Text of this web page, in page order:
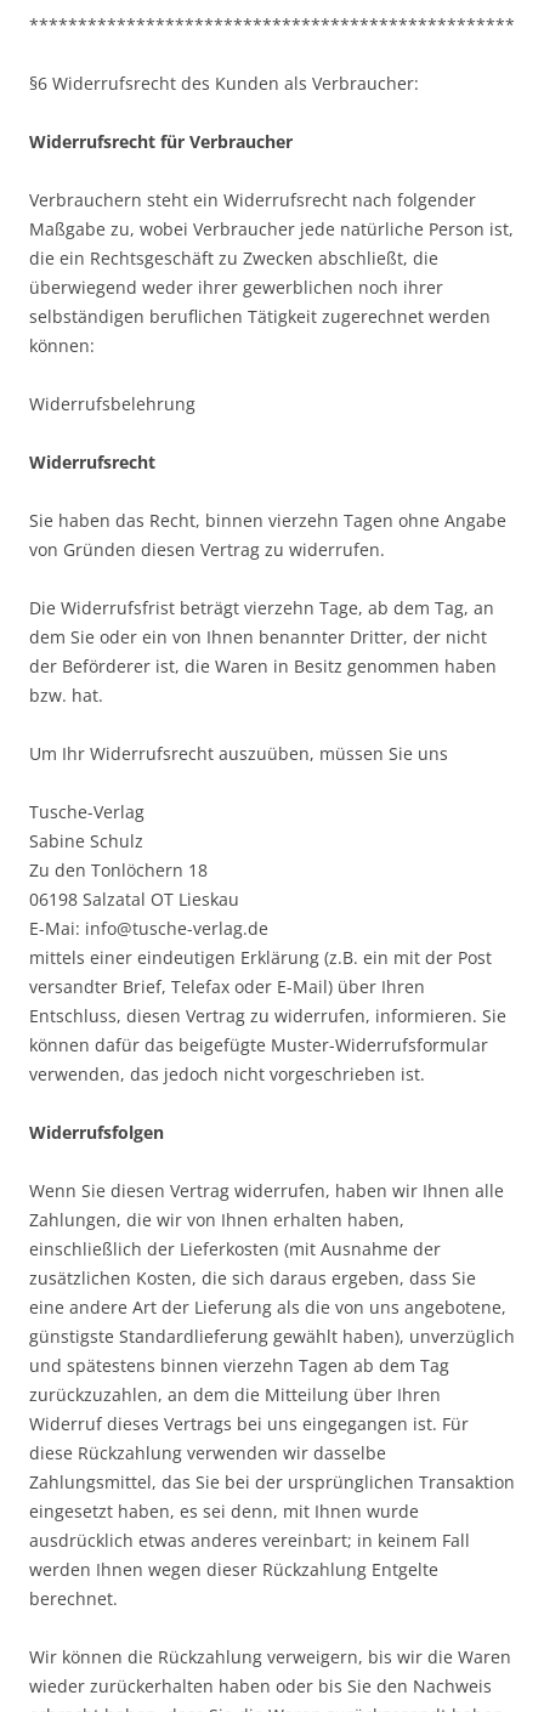
**************************************************
§6 Widerrufsrecht des Kunden als Verbraucher:
Widerrufsrecht für Verbraucher
Verbrauchern steht ein Widerrufsrecht nach folgender
Maßgabe zu, wobei Verbraucher jede natürliche Person ist,
die ein Rechtsgeschäft zu Zwecken abschließt, die
überwiegend weder ihrer gewerblichen noch ihrer
selbständigen beruflichen Tätigkeit zugerechnet werden
können:
Widerrufsbelehrung
Widerrufsrecht
Sie haben das Recht, binnen vierzehn Tagen ohne Angabe
von Gründen diesen Vertrag zu widerrufen.
Die Widerrufsfrist beträgt vierzehn Tage, ab dem Tag, an
dem Sie oder ein von Ihnen benannter Dritter, der nicht
der Beförderer ist, die Waren in Besitz genommen haben
bzw. hat.
Um Ihr Widerrufsrecht auszuüben, müssen Sie uns
Tusche-Verlag
Sabine Schulz
Zu den Tonlöchern 18
06198 Salzatal OT Lieskau
E-Mai: info@tusche-verlag.de
mittels einer eindeutigen Erklärung (z.B. ein mit der Post
versandter Brief, Telefax oder E-Mail) über Ihren
Entschluss, diesen Vertrag zu widerrufen, informieren. Sie
können dafür das beigefügte Muster-Widerrufsformular
verwenden, das jedoch nicht vorgeschrieben ist.
Widerrufsfolgen
Wenn Sie diesen Vertrag widerrufen, haben wir Ihnen alle
Zahlungen, die wir von Ihnen erhalten haben,
einschließlich der Lieferkosten (mit Ausnahme der
zusätzlichen Kosten, die sich daraus ergeben, dass Sie
eine andere Art der Lieferung als die von uns angebotene,
günstigste Standardlieferung gewählt haben), unverzüglich
und spätestens binnen vierzehn Tagen ab dem Tag
zurückzuzahlen, an dem die Mitteilung über Ihren
Widerruf dieses Vertrags bei uns eingegangen ist. Für
diese Rückzahlung verwenden wir dasselbe
Zahlungsmittel, das Sie bei der ursprünglichen Transaktion
eingesetzt haben, es sei denn, mit Ihnen wurde
ausdrücklich etwas anderes vereinbart; in keinem Fall
werden Ihnen wegen dieser Rückzahlung Entgelte
berechnet.
Wir können die Rückzahlung verweigern, bis wir die Waren
wieder zurückerhalten haben oder bis Sie den Nachweis